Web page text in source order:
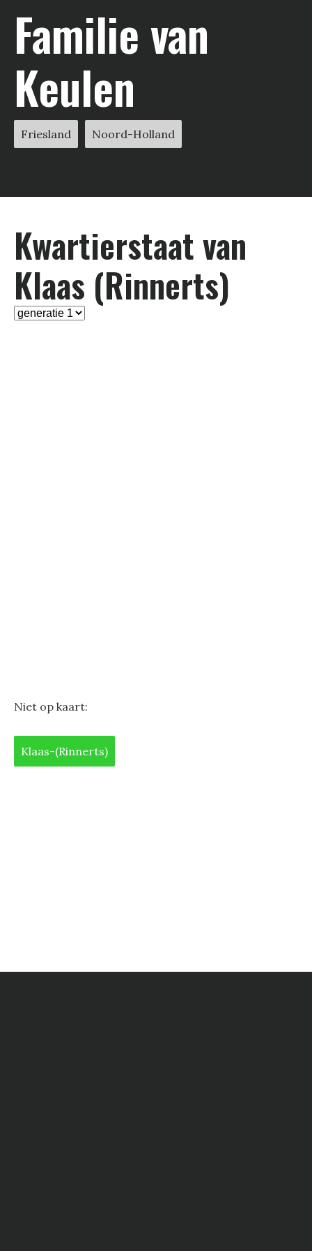
Familie van
Keulen
Friesland Noord-Holland
Kwartier­staat van
Klaas (Rinnerts)
Niet op kaart:
Klaas-(Rinnerts)